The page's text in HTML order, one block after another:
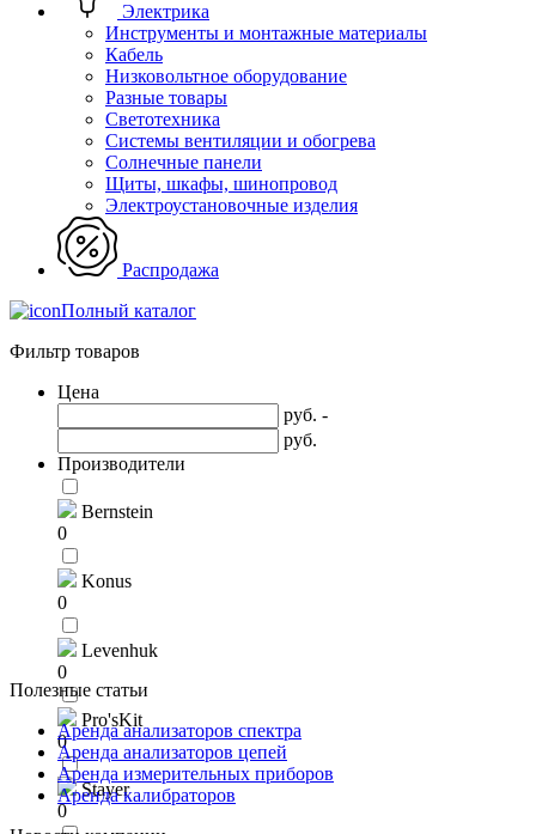
Электрика
Инструменты и монтажные материалы
Кабель
Низковольтное оборудование
Разные товары
Светотехника
Системы вентиляции и обогрева
Солнечные панели
Щиты, шкафы, шинопровод
Электроустановочные изделия
Распродажа
Полный каталог
Фильтр товаров
Цена
руб. -
руб.
Производители
Bernstein
0
Konus
0
Levenhuk
0
Pro'sKit
0
Stayer
0
Полезные статьи
Аренда анализаторов спектра
Аренда анализаторов цепей
Аренда измерительных приборов
Аренда калибраторов